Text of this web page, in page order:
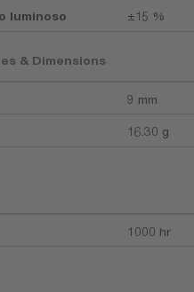
luminoso ±15 %
& Dimensions
9 mm
16.30 g
1000 hr